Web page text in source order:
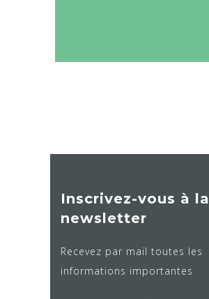
Inscrivez-vous à la
newsletter
Recevez par mail toutes les
informations importantes